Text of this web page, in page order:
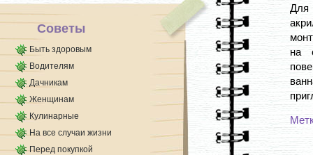
Советы
Быть здоровым
Водителям
Дачникам
Женщинам
Кулинарные
На все случаи жизни
Перед покупкой
Для
на